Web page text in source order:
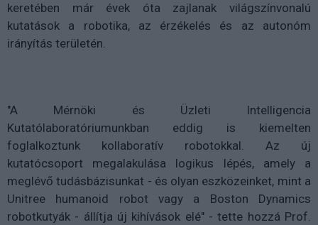
keretében már évek óta zajlanak világszínvonalú
kutatások a robotika, az érzékelés és az autonóm
irányítás területén.
"A Mérnöki és Üzleti Intelligencia
Kutatólaboratóriumunkban eddig is kiemelten
foglalkoztunk kollaboratív robotokkal. Az új
kutatócsoport megalakulása logikus lépés, amely a
meglévő tudásbázisunkat - és olyan eszközeinket, mint a
Unitree humanoid robot vagy a Boston Dynamics
robotkutyák - állítja új kihívások elé" - tette hozzá Prof.